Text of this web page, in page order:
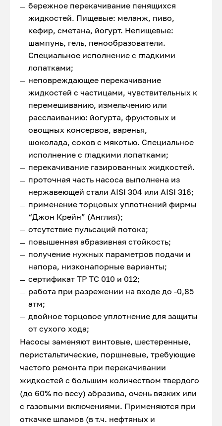
бережное перекачивание пенящихся
жидкостей. Пищевые: меланж, пиво,
кефир, сметана, йогурт. Непищевые:
шампунь, гель, пенообразователи.
Специальное исполнение с гладкими
лопатками;
неповреждающее перекачивание
жидкостей с частицами, чувствительных к
перемешиванию, измельчению или
расслаиванию: йогурта, фруктовых и
овощных консервов, варенья,
шоколада, соков с мякотью. Специальное
исполнение с гладкими лопатками;
перекачивание газированных жидкостей.
проточная часть насоса выполнена из
нержавеющей стали AISI 304 или AISI 316;
применение торцовых уплотнений фирмы
“Джон Крейн” (Англия);
отсутствие пульсаций потока;
повышенная абразивная стойкость;
получение нужных параметров подачи и
напора, низконапорные варианты;
сертификат ТР ТС 010 и 012;
работа при разрежении на входе до -0,85
атм;
двойное торцовое уплотнение для защиты
от сухого хода;
Насосы заменяют винтовые, шестеренные,
перистальтические, поршневые, требующие
частого ремонта при перекачивании
жидкостей с большим количеством твердого
(до 60% по весу) абразива, очень вязких или
с газовыми включениями. Применяются при
откачке шламов (в т.ч. нефтяных и